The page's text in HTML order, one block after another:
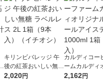
キリンビバレッジ 午
後の紅茶おいしい無糖
ラベルレス 2L 1箱（9
2,020円
カルディコー
ームカルディ
ル ネパールア
2,162円